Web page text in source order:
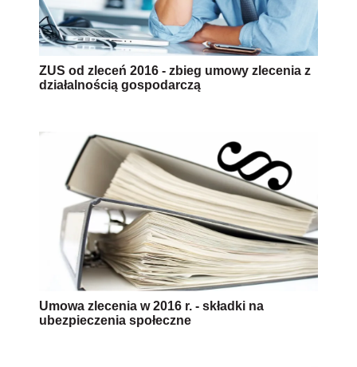
ZUS od zleceń 2016 - zbieg umowy zlecenia z
działalnością gospodarczą
Umowa zlecenia w 2016 r. - składki na
ubezpieczenia społeczne